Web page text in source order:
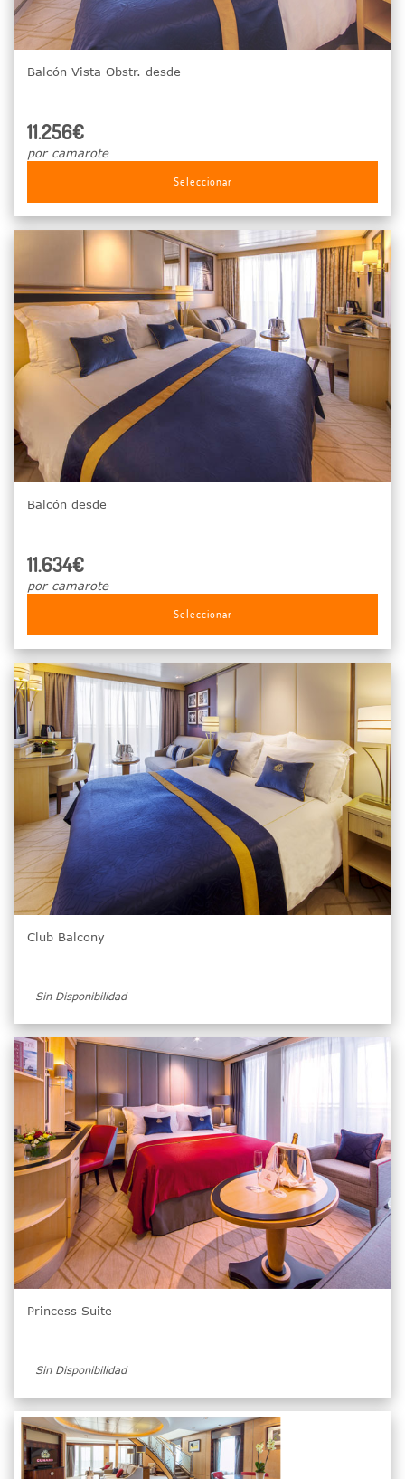
Balcón Vista Obstr. desde
11.256€
por camarote
Seleccionar
Balcón desde
11.634€
por camarote
Seleccionar
Club Balcony
Sin Disponibilidad
Princess Suite
Sin Disponibilidad